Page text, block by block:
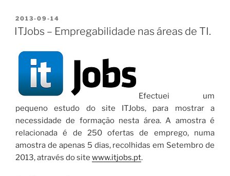
POSTED
ON
2013-09-14
ITJobs – Empregabilidade nas áreas de TI.
Efectuei um
pequeno estudo do site ITJobs, para mostrar a
necessidade de formação nesta área. A amostra é
relacionada é de 250 ofertas de emprego, numa
amostra de apenas 5 dias, recolhidas em Setembro de
2013, através do site www.itjobs.pt.